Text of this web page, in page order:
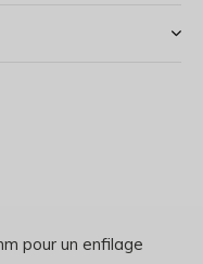
pour un enfilage